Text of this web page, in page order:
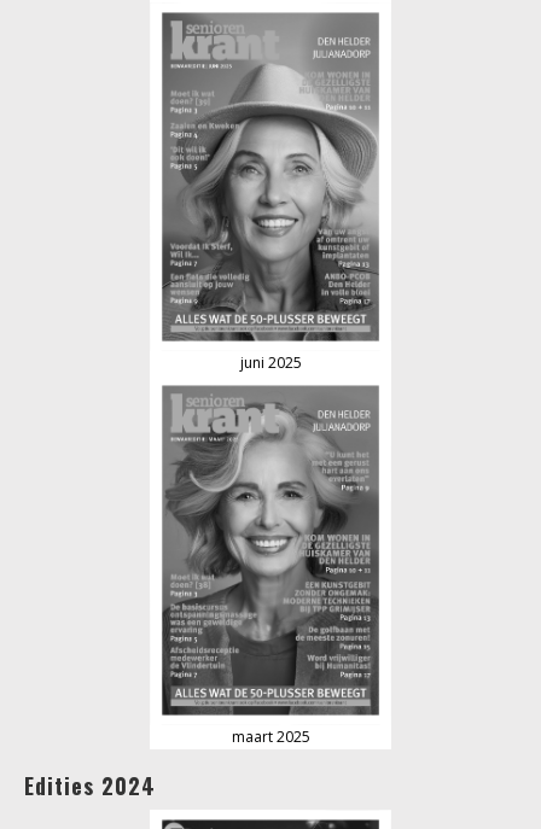
juni 2025
maart 2025
Edities 2024